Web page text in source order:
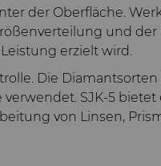
der Oberfläche.
und der
erzielt wird.
Die Diamantsorten
SJK-5
von Linsen,